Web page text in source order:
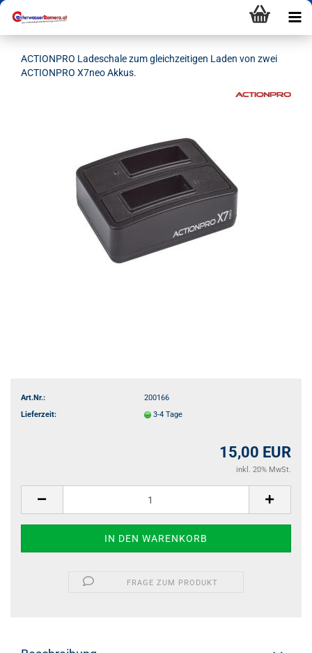
ACTIONPRO Ladeschale zum gleichzeitigen Laden von zwei
ACTIONPRO X7neo Akkus.
Art.Nr.:
200166
Lieferzeit:
3-4 Tage
15,00 EUR
inkl. 20% MwSt.
FRAGE ZUM PRODUKT